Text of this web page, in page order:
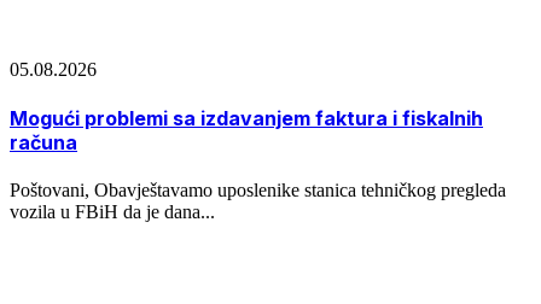
05.08.2026
Mogući problemi sa izdavanjem faktura i fiskalnih
računa
Poštovani, Obavještavamo uposlenike stanica tehničkog pregleda
vozila u FBiH da je dana...